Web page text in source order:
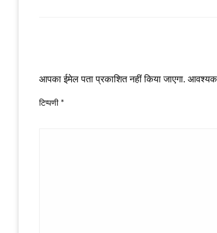
आपका ईमेल पता प्रकाशित नहीं किया जाएगा. आवश्यक
टिप्पणी *